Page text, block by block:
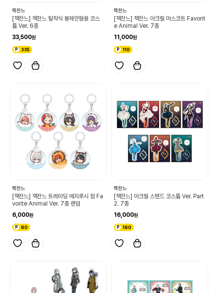
잭잔느
[잭잔느] 잭잔느 탈착식 봉제인형용 코스
튬 Ver. 6종
33,500
335
잭잔느
[잭잔느] 잭잔느 아크릴 마스코트 Favorit
e Animal Ver. 7종
11,000
110
잭잔느
[잭잔느] 잭잔느 트레이딩 메지루시 참 Fa
vorite Animal Ver. 7종 랜덤
6,000
60
잭잔느
[잭잔느] 아크릴 스탠드 코스튬 Ver. Part
2. 7종
16,000
160